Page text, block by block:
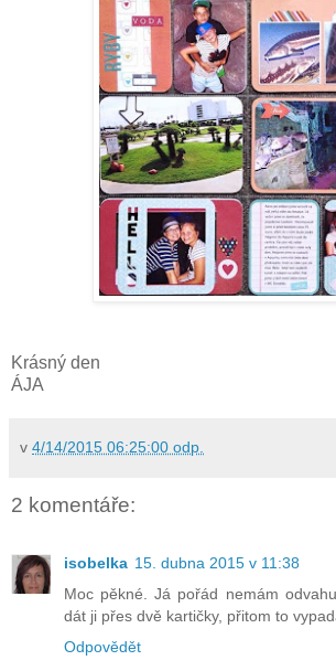
Krásný den
ÁJA
v 4/14/2015 06:25:00 odp.
2 komentáře:
isobelka 15. dubna 2015 v 11:38
Moc pěkné. Já pořád nemám
dát ji přes dvě kartičky, přitom to
Odpovědět